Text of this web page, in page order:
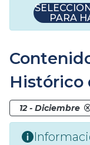
PARA
Histórico
12 - Diciembre